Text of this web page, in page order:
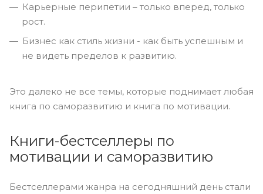
Карьерные перипетии – только вперед, только
рост.
Бизнес как стиль жизни - как быть успешным и
не видеть пределов к развитию.
Это далеко не все темы, которые поднимает любая
книга по саморазвитию и книга по мотивации.
Книги-бестселлеры по
мотивации и саморазвитию
Бестселлерами жанра на сегодняшний день стали